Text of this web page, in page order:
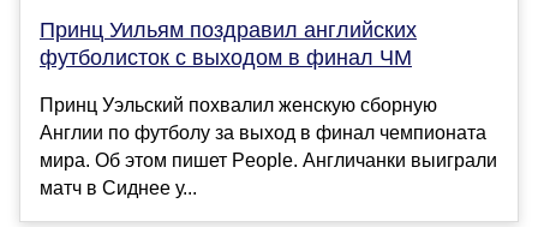
Принц Уильям поздравил английских
футболисток с выходом в финал ЧМ
Принц Уэльский похвалил женскую сборную
Англии по футболу за выход в финал чемпионата
мира. Об этом пишет People. Англичанки выиграли
матч в Сиднее у...